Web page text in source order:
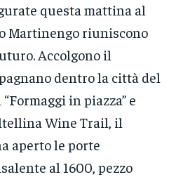
questa mattina al
Martinengo riuniscono
Accolgono il
dentro la città del
in piazza” e
Wine Trail, il
aperto le porte
al 1600, pezzo